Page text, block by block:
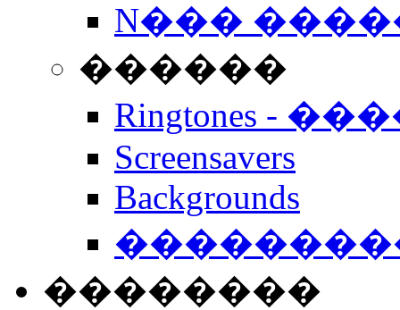
N���
������
Ringtones -
Screensavers
Backgrounds
��������